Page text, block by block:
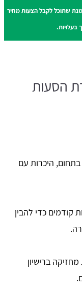
מנת שתוכל לקבל הצעות מחיר
בעלויות.
הסעות
בתחום, היכרות עם
קודמים כדי להבין
ברישיון